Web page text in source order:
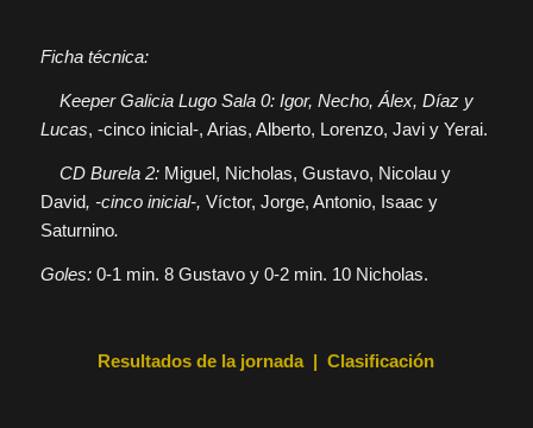
Ficha técnica:
Keeper Galicia Lugo Sala 0: Igor, Necho, Álex, Díaz y
Lucas, -cinco inicial-, Arias, Alberto, Lorenzo, Javi y Yerai.
CD Burela 2:Miguel, Nicholas, Gustavo, Nicolau y
David, -cinco inicial-, Víctor, Jorge, Antonio, Isaac y
Saturnino.
Goles: 0-1 min. 8 Gustavo y 0-2 min. 10 Nicholas.
Resultados de la jornada|Clasificación